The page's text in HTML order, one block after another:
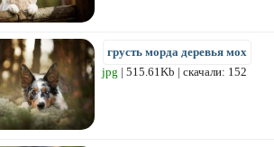
грусть морда деревья мох
jpg | 515.61Kb | скачали: 152